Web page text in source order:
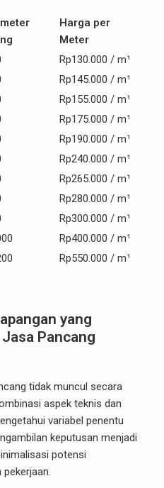
Harga per
Meter
Rp130.000 / m¹
Rp145.000 / m¹
Rp155.000 / m¹
Rp175.000 / m¹
Rp190.000 / m¹
Rp240.000 / m¹
Rp265.000 / m¹
Rp280.000 / m¹
Rp300.000 / m¹
Rp400.000 / m¹
Rp550.000 / m¹
yang
Pancang
tidak muncul secara
aspek teknis dan
variabel penentu
keputusan menjadi
potensi